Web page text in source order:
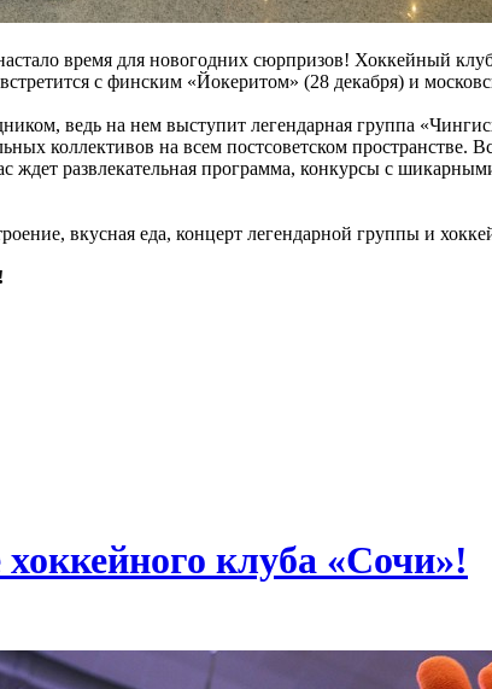
время для новогодних сюрпризов! Хоккейный
с финским «Йокеритом» (28 декабря) и
ведь на нем выступит легендарная группа
коллективов на всем постсоветском
развлекательная программа, конкурсы с
вкусная еда, концерт легендарной группы и
клуба «Сочи»!